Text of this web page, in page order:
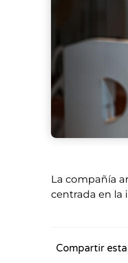
La compañía
centrada en la
Compartir